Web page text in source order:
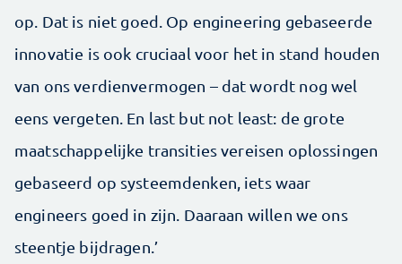
op. Dat is niet goed. Op engineering gebaseerde
innovatie is ook cruciaal voor het in stand houden
van ons verdienvermogen – dat wordt nog wel
eens vergeten. En last but not least: de grote
maatschappelijke transities vereisen oplossingen
gebaseerd op systeemdenken, iets waar
engineers goed in zijn. Daaraan willen we ons
steentje bijdragen.’